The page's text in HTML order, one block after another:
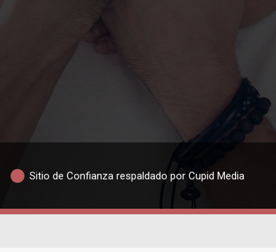
Sitio de Confianza respaldado por Cupid Media